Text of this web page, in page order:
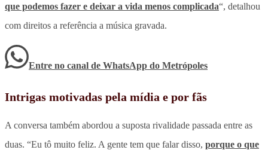
que podemos fazer e deixar a vida menos complicada“, detalhou
com direitos a referência a música gravada.
Entre no canal de WhatsApp do Metrópoles
Intrigas motivadas pela mídia e por fãs
A conversa também abordou a suposta rivalidade passada entre as
duas. “Eu tô muito feliz. A gente tem que falar disso, porque o que